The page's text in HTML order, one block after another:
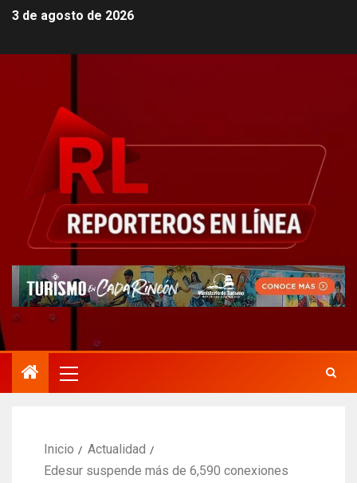
3 de agosto de 2026
Inicio
Actualidad
Edesur suspende más de 6,590 conexiones